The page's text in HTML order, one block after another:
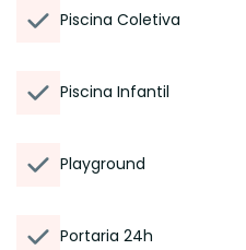
Piscina Coletiva
Piscina Infantil
Playground
Portaria 24h